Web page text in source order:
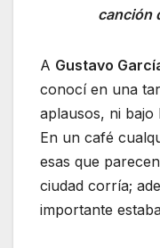
canción
A Gustavo
conocí en una
aplausos, ni bajo
En un café
esas que
ciudad corría;
importante